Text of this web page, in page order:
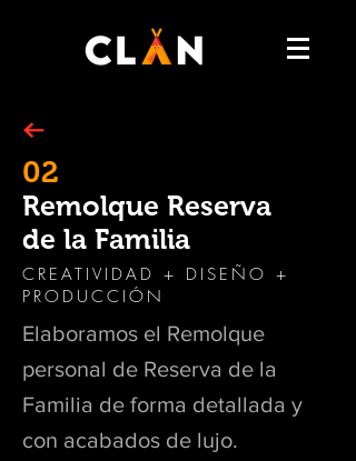
02
Remolque Reserva
de la Familia
CREATIVIDAD + DISEÑO +
PRODUCCIÓN
Elaboramos el Remolque
personal de Reserva de la
Familia de forma detallada y
con acabados de lujo.